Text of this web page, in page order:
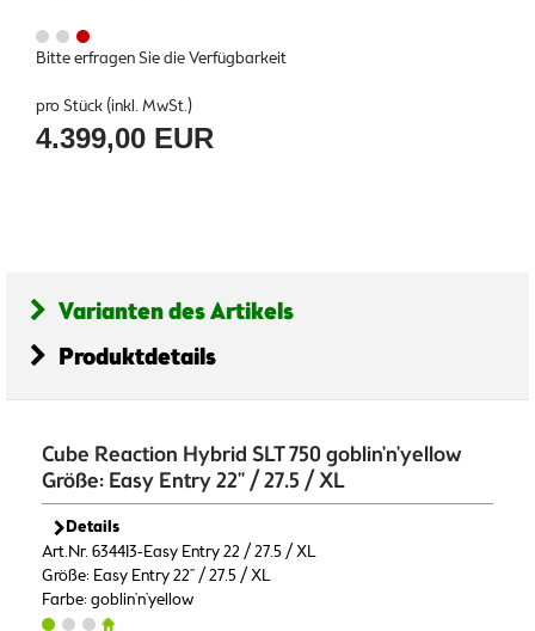
Bitte erfragen Sie die Verfügbarkeit
pro Stück (inkl. MwSt.)
4.399,00 EUR
Varianten des Artikels
Produktdetails
Cube Reaction Hybrid SLT 750 goblin'n'yellow
Größe: Easy Entry 22" / 27.5 / XL
Details
Art.Nr. 634413-Easy Entry 22 / 27.5 / XL
Größe: Easy Entry 22" / 27.5 / XL
Farbe: goblin'n'yellow